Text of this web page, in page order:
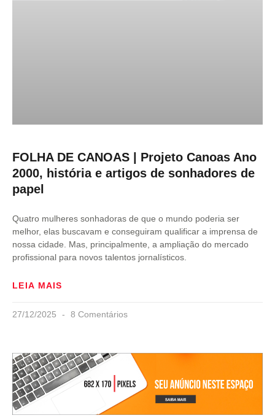
FOLHA DE CANOAS | Projeto Canoas Ano
2000, história e artigos de sonhadores de
papel
Quatro mulheres sonhadoras de que o mundo poderia ser
melhor, elas buscavam e conseguiram qualificar a imprensa de
nossa cidade. Mas, principalmente, a ampliação do mercado
profissional para novos talentos jornalísticos.
LEIA MAIS
27/12/2025 8 Comentários